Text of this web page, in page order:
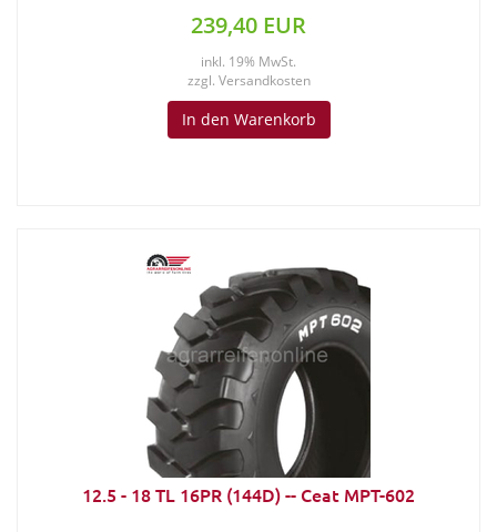
239,40 EUR
inkl. 19% MwSt.
zzgl. Versandkosten
In den Warenkorb
12.5 - 18 TL 16PR (144D) -- Ceat MPT-602